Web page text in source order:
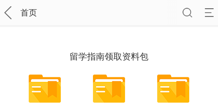
首页
留学指南领取资料包